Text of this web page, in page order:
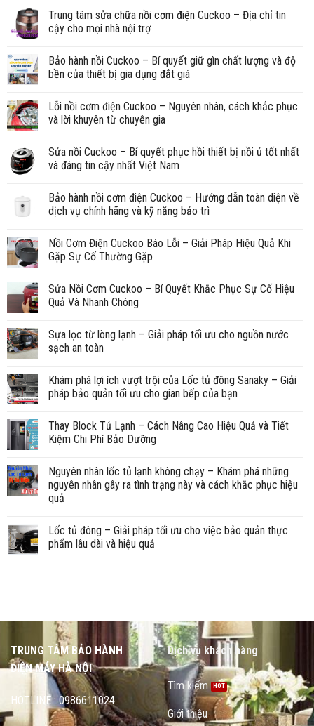
Trung tâm sửa chữa nồi cơm điện Cuckoo – Địa chỉ tin
cậy cho mọi nhà nội trợ
Bảo hành nồi Cuckoo – Bí quyết giữ gìn chất lượng và độ
bền của thiết bị gia dụng đắt giá
Lỗi nồi cơm điện Cuckoo – Nguyên nhân, cách khắc phục
và lời khuyên từ chuyên gia
Sửa nồi Cuckoo – Bí quyết phục hồi thiết bị nồi ủ tốt nhất
và đáng tin cậy nhất Việt Nam
Bảo hành nồi cơm điện Cuckoo – Hướng dẫn toàn diện về
dịch vụ chính hãng và kỹ năng bảo trì
Nồi Cơm Điện Cuckoo Báo Lỗi – Giải Pháp Hiệu Quả Khi
Gặp Sự Cố Thường Gặp
Sửa Nồi Cơm Cuckoo – Bí Quyết Khắc Phục Sự Cố Hiệu
Quả Và Nhanh Chóng
Sựa lọc từ lòng lạnh – Giải pháp tối ưu cho nguồn nước
sạch an toàn
Khám phá lợi ích vượt trội của Lốc tủ đông Sanaky – Giải
pháp bảo quản tối ưu cho gian bếp của bạn
Thay Block Tủ Lạnh – Cách Nâng Cao Hiệu Quả và Tiết
Kiệm Chi Phí Bảo Dưỡng
Nguyên nhân lốc tủ lạnh không chạy – Khám phá những
nguyên nhân gây ra tình trạng này và cách khắc phục hiệu
quả
Lốc tủ đông – Giải pháp tối ưu cho việc bảo quản thực
phẩm lâu dài và hiệu quả
TRUNG TÂM BẢO HÀNH
ĐIỆN MÁY HÀ NỘI
HOTLINE : 0986611024
Dịch vụ khách hàng
Tìm kiếm
Giới thiệu